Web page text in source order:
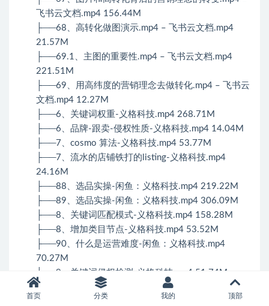
飞书云文档.mp4 156.44M
├──68、高转化做图演示.mp4 – 飞书云文档.mp4
21.57M
├──69.1、主图的重要性.mp4 – 飞书云文档.mp4
221.51M
├──69、用高纬度的营销理念去做转化.mp4 – 飞书云
文档.mp4 12.27M
├──6、关键词权重-义格科技.mp4 268.71M
├──6、品牌-跟卖-侵权性质-义格科技.mp4 14.04M
├──7、cosmo 算法-义格科技.mp4 53.77M
├──7、流水的店铺铁打的listing-义格科技.mp4
24.16M
├──88、选品实操-闲鱼：义格科技.mp4 219.22M
├──89、选品实操-闲鱼：义格科技.mp4 306.09M
├──8、关键词匹配模式-义格科技.mp4 158.28M
├──8、增加类目节点-义格科技.mp4 53.52M
├──90、什么是运营难度-闲鱼：义格科技.mp4
70.27M
├──9、关键词侵权检测-义格科技.mp4 51.74M
├──9、选品分析流程介绍-义格科技.mp4 3.21M
└──9、亚马逊数据存储原理-义格科技.mp4 81.49M
首页 分类 我的 顶部